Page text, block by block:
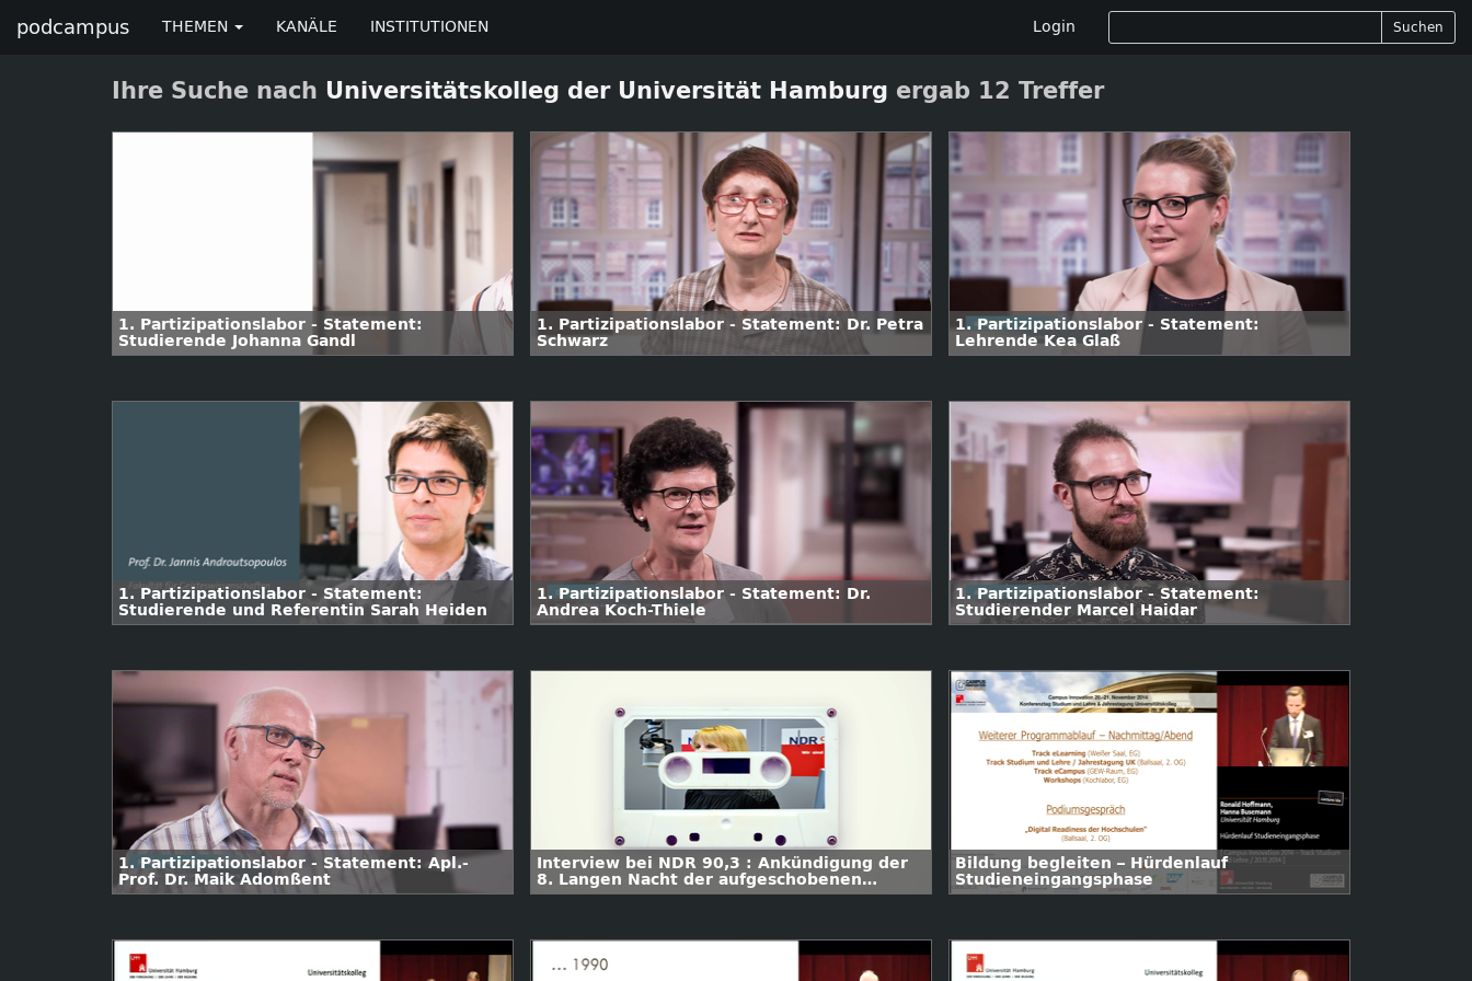
podcampus THEMEN KANÄLE INSTITUTIONEN Login Suchen
Ihre Suche nach Universitätskolleg der Universität Hamburg ergab 12 Treffer
1. Partizipationslabor - Statement:
Studierende Johanna Gandl
1. Partizipationslabor - Statement: Dr. Petra
Schwarz
1. Partizipationslabor - Statement:
Lehrende Kea Glaß
1. Partizipationslabor - Statement:
Studierende und Referentin Sarah Heiden
1. Partizipationslabor - Statement: Dr.
Andrea Koch-Thiele
1. Partizipationslabor - Statement:
Studierender Marcel Haidar
1. Partizipationslabor - Statement: Apl.-
Prof. Dr. Maik Adomßent
Interview bei NDR 90,3 : Ankündigung der
8. Langen Nacht der aufgeschobenen
Hausarbeiten
Bildung begleiten – Hürdenlauf
Studieneingangsphase